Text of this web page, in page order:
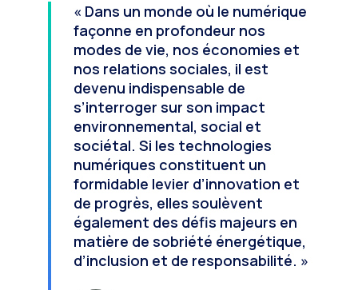
« Dans un monde où le numérique
façonne en profondeur nos
modes de vie, nos économies et
nos relations sociales, il est
devenu indispensable de
s’interroger sur son impact
environnemental, social et
sociétal. Si les technologies
numériques constituent un
formidable levier d’innovation et
de progrès, elles soulèvent
également des défis majeurs en
matière de sobriété énergétique,
d’inclusion et de responsabilité. »